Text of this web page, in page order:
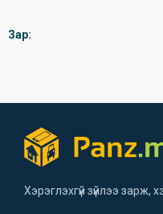
Зар:
Хэрэглэхгүй зүйлээ зарж,